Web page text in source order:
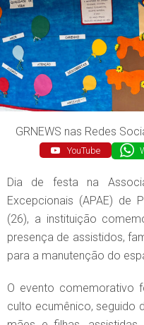
GRNEWS nas Redes
YouTube
Dia de festa na
Excepcionais (APAE) de
(26), a instituição
presença de assistidos,
para a manutenção do
O evento comemorativo
culto ecumênico, seguido